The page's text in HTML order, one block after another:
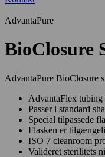
AdvantaPure
BioClosure
AdvantaPure BioClosure
AdvantaFlex
Passer i standard
Special tilpassede
Flasken er
ISO 7 cleanroom
Valideret sterilitets